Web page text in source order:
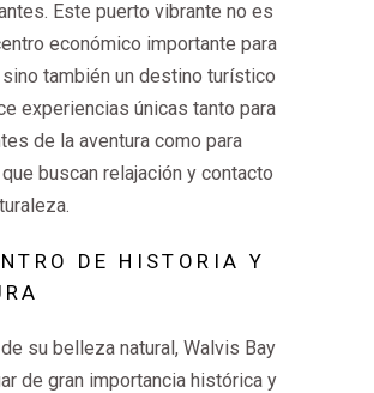
Este puerto vibrante no es
económico importante para
sino también un destino turístico
experiencias únicas tanto para
de la aventura como para
buscan relajación y contacto
DE HISTORIA Y
su belleza natural, Walvis Bay
de gran importancia histórica y